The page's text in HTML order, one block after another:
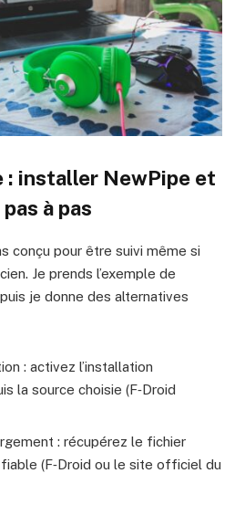
: installer NewPipe et
à pas
conçu pour être suivi même si
Je prends l’exemple de
je donne des alternatives
: activez l’installation
la source choisie (F‑Droid
: récupérez le fichier
(F‑Droid ou le site officiel du